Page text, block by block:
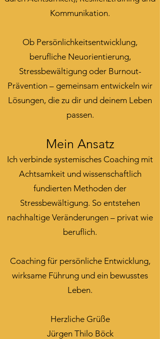
Kommunikation.
Ob Persönlichkeitsentwicklung,
berufliche Neuorientierung,
Stressbewältigung oder Burnout-
Prävention – gemeinsam entwickeln wir
Lösungen, die zu dir und deinem Leben
passen.
Mein Ansatz
Ich verbinde systemisches Coaching mit
Achtsamkeit und wissenschaftlich
fundierten Methoden der
Stressbewältigung. So entstehen
nachhaltige Veränderungen – privat wie
beruflich.
Coaching für persönliche Entwicklung,
wirksame Führung und ein bewusstes
Leben.
Herzliche Grüße
Jürgen Thilo Böck